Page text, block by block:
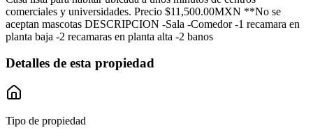
comerciales y universidades. Precio $11,500.00MXN **No se
aceptan mascotas DESCRIPCION -Sala -Comedor -1 recamara en
planta baja -2 recamaras en planta alta -2 banos
Detalles de esta propiedad
Tipo de propiedad